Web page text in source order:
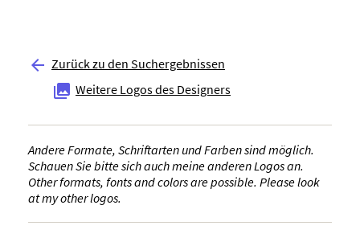
 Zurück zu den Suchergebnissen
 Weitere Logos des Designers
Andere Formate, Schriftarten und Farben sind möglich.
Schauen Sie bitte sich auch meine anderen Logos an.
Other formats, fonts and colors are possible. Please look
at my other logos.